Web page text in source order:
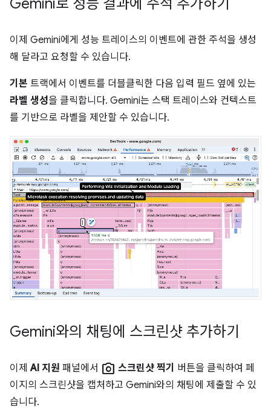
Gemini로 성능 결과에 주석 추가하기
이제 Gemini에게 성능 트레이스의 이벤트에 관한 주석을 생성
해 달라고 요청할 수 있습니다.
기본 트랙에서 이벤트를 더블클릭한 다음 입력 필드 옆에 있는
라벨 생성을 클릭합니다. Gemini는 스택 트레이스와 컨텍스트
를 기반으로 라벨을 제안할 수 있습니다.
Gemini와의 채팅에 스크린샷 추가하기
이제AI 지원 패널에서 photo_camera 스크린샷 찍기 버튼을 클릭하여 페
이지의 스크린샷을 캡처하고 Gemini와의 채팅에 제출할 수 있
습니다.